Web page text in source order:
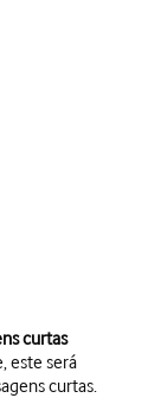
curtas
este será
curtas.